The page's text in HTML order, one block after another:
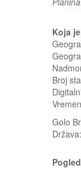
Koja
Broj
Golo
Država: